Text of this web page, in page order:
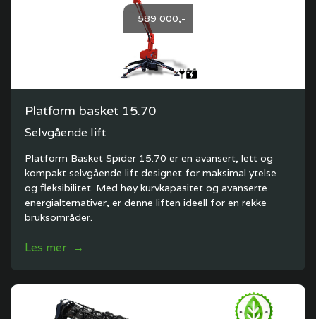
589 000,-
Platform basket 15.70
Selvgående lift
Platform Basket Spider 15.70 er en avansert, lett og
kompakt selvgående lift designet for maksimal ytelse
og fleksibilitet. Med høy kurvkapasitet og avanserte
energialternativer, er denne liften ideell for en rekke
bruksområder.
Les mer →